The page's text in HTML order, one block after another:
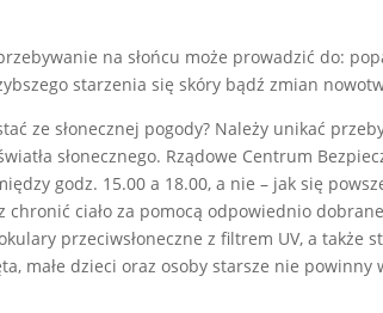
na słońcu może prowadzić do:
starzenia się skóry bądź zmian
ze słonecznej pogody? Należy unikać
słonecznego. Rządowe Centrum
godz. 15.00 a 18.00, a nie – jak się
chronić ciało za pomocą odpowiednio
przeciwsłoneczne z filtrem UV, a
małe dzieci oraz osoby starsze nie